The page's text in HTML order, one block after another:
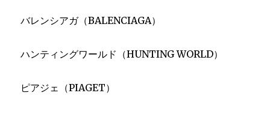
バレンシアガ（BALENCIAGA）
ハンティングワールド（HUNTING WORLD）
ピアジェ（PIAGET）